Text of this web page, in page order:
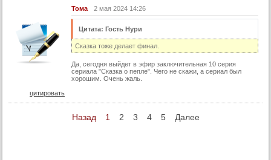
Тома 2 мая 2024 14:26
Цитата: Гость Нури
Сказка тоже делает финал.
Да, сегодня выйдет в эфир заключительная 10 серия
сериала "Сказка о пепле". Чего не скажи, а сериал был
хорошим. Очень жаль.
цитировать
Назад 1 2 3 4 5 Далее